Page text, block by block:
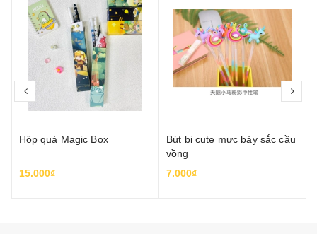
Hộp quà Magic Box
15.000₫
Bút bi cute mực bảy sắc cầu
vồng
7.000₫